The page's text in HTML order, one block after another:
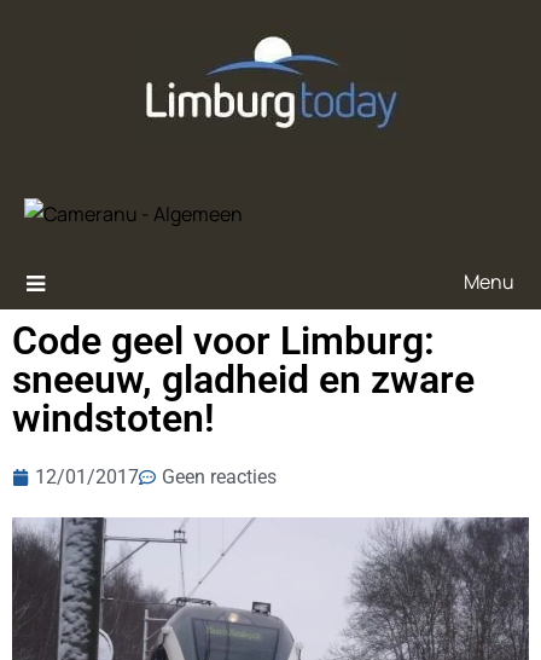
Menu
Code geel voor Limburg:
sneeuw, gladheid en zware
windstoten!
12/01/2017 Geen reacties